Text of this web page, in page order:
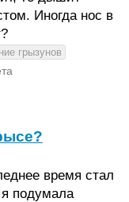
Иногда нос в
грызунов
время стал
подумала